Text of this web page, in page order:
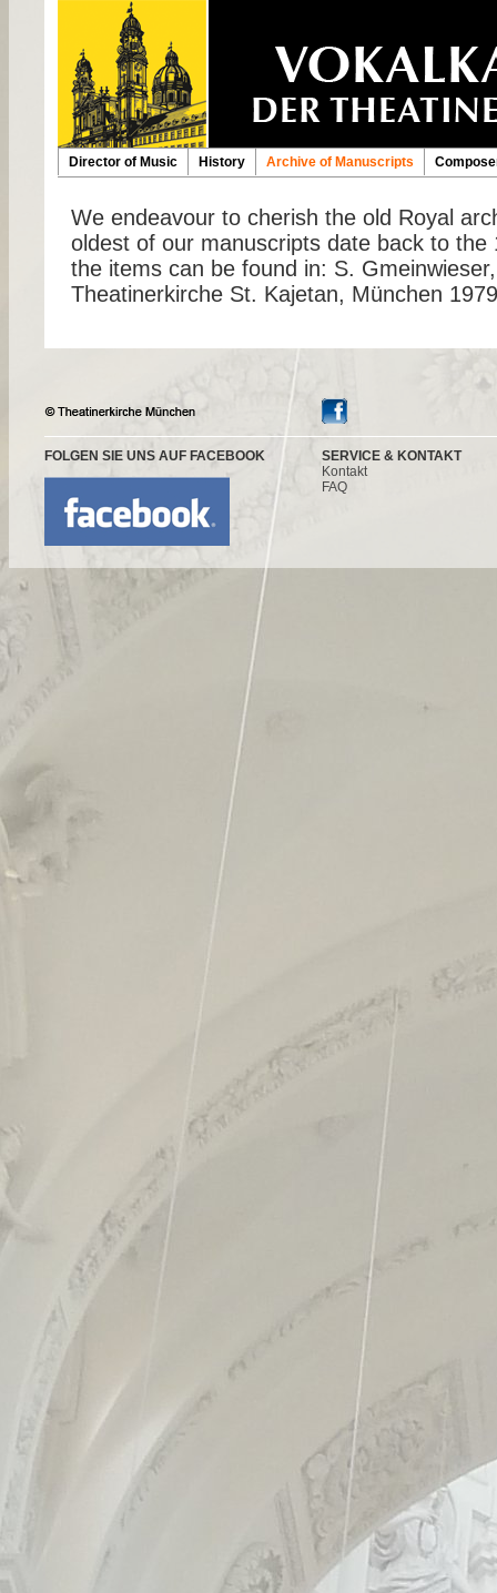
Director of Music History Archive of Manuscripts
We endeavour to cherish the old Royal
oldest of our manuscripts date back to
the items can be found in: S.
Theatinerkirche St. Kajetan, München 1979
FOLGEN SIE UNS AUF FACEBOOK
SERVICE & KONTAKT
Kontakt
FAQ